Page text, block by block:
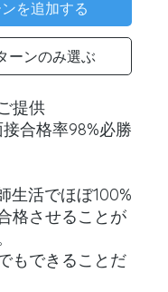
を追加する
ーンのみ選ぶ
提供
合格率98%必勝
生活でほぼ100%
格させることが
もできることだ